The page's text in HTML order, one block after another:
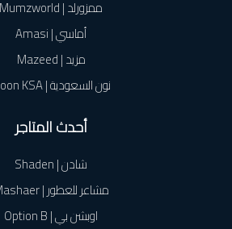
ممزورلد | Mumzworld
أماسي | Amasi
مزيد | Mazeed
نون السعودية | Noon KSA
أحدث المتاجر
شادن | Shaden
مشاعر للعطور | Mashaer
اوبشن بي | Option B